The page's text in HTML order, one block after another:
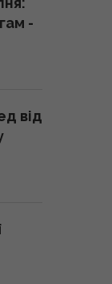
– і
-
від